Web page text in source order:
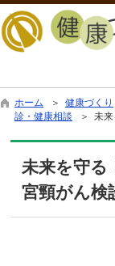
ホーム ＞ 健康づくり
診・健康相談 ＞ 未来
未来を守る
宮頸がん検